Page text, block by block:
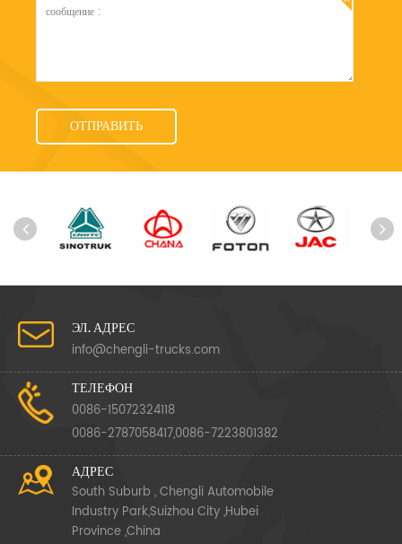
ЭЛ. АДРЕС
info@chengli-trucks.com
ТЕЛЕФОН
0086-15072324118
0086-2787058417,0086-7223801382
АДРЕС
South Suburb , Chengli Automobile
Industry Park,Suizhou City ,Hubei
Province ,China